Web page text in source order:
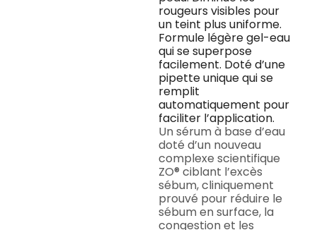
rougeurs visibles pour
un teint plus uniforme.
Formule légère gel-eau
qui se superpose
facilement. Doté d’une
pipette unique qui se
remplit
automatiquement pour
faciliter l’application.
Un sérum à base d’eau
doté d’un nouveau
complexe scientifique
ZO® ciblant l’excès
sébum, cliniquement
prouvé pour réduire le
sébum en surface, la
congestion et les